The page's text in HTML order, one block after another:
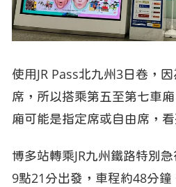
使用JR Pass北九州3日卷，
席，所以搭乘第五至第七車
廂可能是指定席或自由席，看
博多站轉乘JR九州鐵路特別
9點21分出發，車程約48分鐘